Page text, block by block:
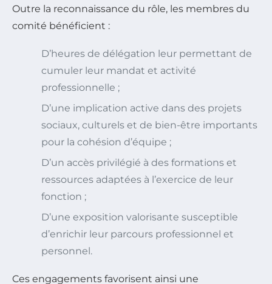
Outre la reconnaissance du rôle, les membres du
comité bénéficient :
D’heures de délégation leur permettant de
cumuler leur mandat et activité
professionnelle ;
D’une implication active dans des projets
sociaux, culturels et de bien-être importants
pour la cohésion d’équipe ;
D’un accès privilégié à des formations et
ressources adaptées à l’exercice de leur
fonction ;
D’une exposition valorisante susceptible
d’enrichir leur parcours professionnel et
personnel.
Ces engagements favorisent ainsi une